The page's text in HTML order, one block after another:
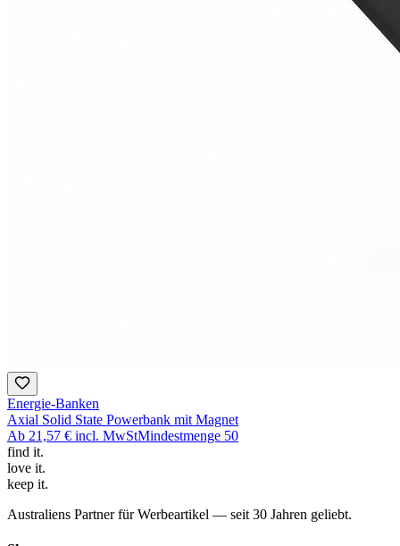
Energie-Banken
Axial Solid State Powerbank mit Magnet
Ab 21,57 € incl. MwStMindestmenge 50
find it.
love it.
keep it.
Australiens Partner für Werbeartikel — seit 30 Jahren geliebt.